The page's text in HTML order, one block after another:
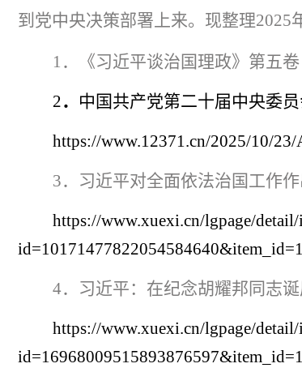
到党中央决策部署上来。 现整理2025
1 ．《习近平谈治国理政》第五卷
2． 中国共产党第二十届中央委
https://www.12371.cn/2025/10/
3．习近平对全面依法治国工作
https://www.xuexi.cn/lgpage/
4．习近平：在纪念胡耀邦同志
https://www.xuexi.cn/lgpage/